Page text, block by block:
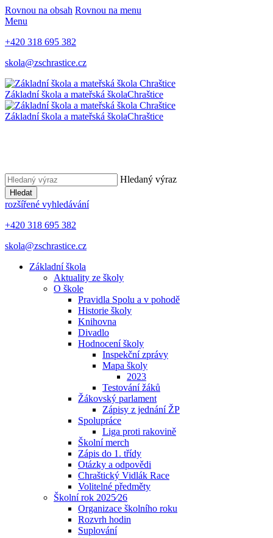
Rovnou na obsah Rovnou na menu
Menu
+420 318 695 382
skola@zschrastice.cz
Základní škola a mateřská školaChraštice
Základní škola a mateřská školaChraštice
Hledaný výraz
Hledat
rozšířené vyhledávání
+420 318 695 382
skola@zschrastice.cz
Základní škola
Aktuality ze školy
O škole
Pravidla Spolu a v pohodě
Historie školy
Knihovna
Divadlo
Hodnocení školy
Inspekční zprávy
Mapa školy
2023
Testování žáků
Žákovský parlament
Zápisy z jednání ŽP
Spolupráce
Liga proti rakovině
Školní merch
Zápis do 1. třídy
Otázky a odpovědi
Chraštický Vidlák Race
Volitelné předměty
Školní rok 2025⁄26
Organizace školního roku
Rozvrh hodin
Suplování